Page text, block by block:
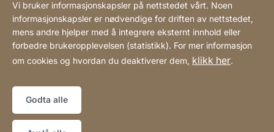
Sosiale medier
Newsletter
Webside
[Website
information]
Sitemap
Vi bruker informasjonskapsler på nettstedet vårt. Noen
informasjonskapsler er nødvendige for driften av nettstedet,
mens andre hjelper med å integrere eksternt innhold eller
forbedre brukeropplevelsen (statistikk). For mer informasjon
om cookies og hvordan du deaktiverer dem, klikk her.
Godta alle